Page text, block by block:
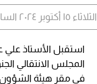
الثلاثاء ١٥ أكتوبر ٢٠٢٤ الساعة ٠٥:٢٧ مساءً
استقبل الأستاذ علي
المجلس الانتقالي
في مقر هيئة الشؤون